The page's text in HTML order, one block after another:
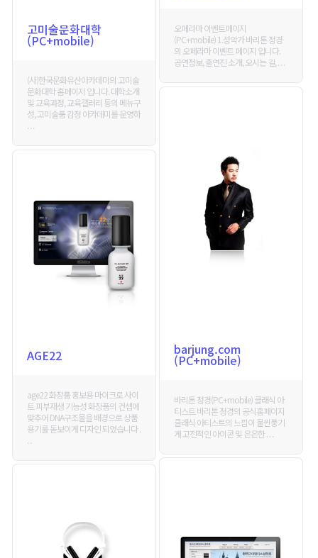
고미술문화대학
(PC+mobile)
(사)한국문화유산아카데미의 고미술
문화대학 홈페이지 입니다. 대학소개
및 교육과정, 교육갤러리 등의 메뉴구
성, 고미술품 감정 아카데미를 운영하
. . .
오페라마 이벤트페이지
(PC+mobile) 1.성악가 바리톤 정경
의 오페라마 이벤트 페이지 입니다.
공연정보, 출연진 소개, 오시는 길, . . .
barjung.com
(PC+mobile)
바리톤 정경(PC+mobile) 클래식 아
티스트 바리톤 정경의 공식홈페이지
클래식 아티스트의 느낌이 물씬풍기
게 고전적인 아이콘 및 은은한 . . .
AGE22
age22 화장품 홍보용 마이크로 사이
트 피부재생 기능성 화장품의 컨셉에
맞추어 DNA구조물을 배경으로 상품
용기를 돋보이게 디자인 되었습니다 .
. .